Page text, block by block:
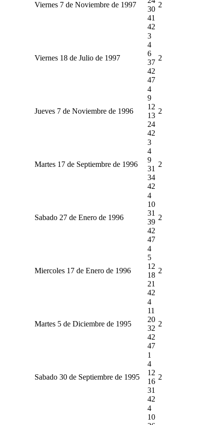
Viernes 7 de Noviembre de 1997
30
41
42
2
Viernes 18 de Julio de 1997
3
4
6
37
42
47
2
Jueves 7 de Noviembre de 1996
4
9
12
13
24
42
2
Martes 17 de Septiembre de 1996
3
4
9
31
34
42
2
Sabado 27 de Enero de 1996
4
10
31
39
42
47
2
Miercoles 17 de Enero de 1996
4
5
12
18
21
42
2
Martes 5 de Diciembre de 1995
4
11
20
32
42
47
2
Sabado 30 de Septiembre de 1995
1
4
12
16
31
42
2
4
10